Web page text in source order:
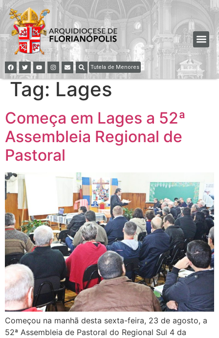
Tutela de Menores
Tag: Lages
Começa em Lages a 52ª
Assembleia Regional de
Pastoral
Começou na manhã desta sexta-feira, 23 de agosto, a
52ª Assembleia de Pastoral do Regional Sul 4 da